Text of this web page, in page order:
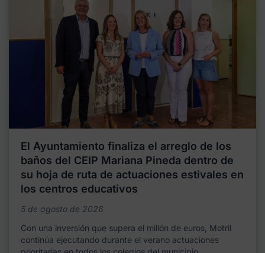
El Ayuntamiento finaliza el arreglo de los
baños del CEIP Mariana Pineda dentro de
su hoja de ruta de actuaciones estivales en
los centros educativos
5 de agosto de 2026
Con una inversión que supera el millón de euros, Motril
continúa ejecutando durante el verano actuaciones